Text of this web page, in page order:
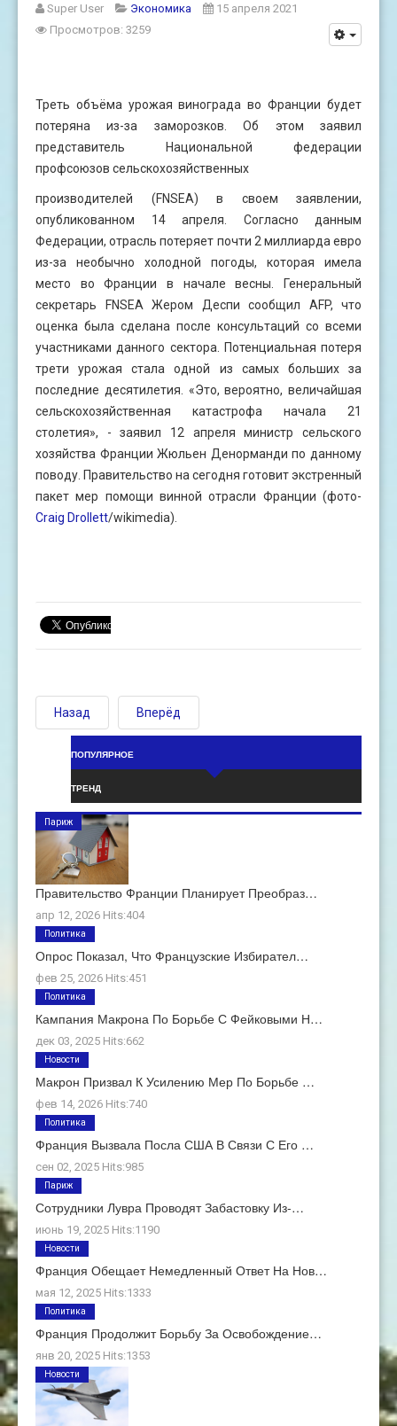
Super User Экономика
15 апреля 2021
Просмотров: 3259
Треть объёма урожая винограда во Франции будет
потеряна из-за заморозков. Об этом заявил
представитель Национальной федерации
профсоюзов сельскохозяйственных
производителей (FNSEA) в своем заявлении,
опубликованном 14 апреля. Согласно данным
Федерации, отрасль потеряет почти 2 миллиарда евро
из-за необычно холодной погоды, которая имела
место во Франции в начале весны. Генеральный
секретарь FNSEA Жером Деспи сообщил AFP, что
оценка была сделана после консультаций со всеми
участниками данного сектора. Потенциальная потеря
трети урожая стала одной из самых больших за
последние десятилетия. «Это, вероятно, величайшая
сельскохозяйственная катастрофа начала 21
столетия», - заявил 12 апреля министр сельского
хозяйства Франции Жюльен Денорманди по данному
поводу. Правительство на сегодня готовит экстренный
пакет мер помощи винной отрасли Франции (фото-
Craig Drollett/wikimedia).
Назад Вперёд
ПОПУЛЯРНОЕ
ТРЕНД
Правительство Франции Планирует Преобраз…
апр 12, 2026 Hits:404
Париж
Опрос Показал, Что Французские Избирател…
фев 25, 2026 Hits:451
Политика
Кампания Макрона По Борьбе С Фейковыми Н…
дек 03, 2025 Hits:662
Политика
Макрон Призвал К Усилению Мер По Борьбе …
фев 14, 2026 Hits:740
Новости
Франция Вызвала Посла США В Связи С Его …
сен 02, 2025 Hits:985
Политика
Сотрудники Лувра Проводят Забастовку Из-…
июнь 19, 2025 Hits:1190
Париж
Франция Обещает Немедленный Ответ На Нов…
мая 12, 2025 Hits:1333
Новости
Франция Продолжит Борьбу За Освобождение…
янв 20, 2025 Hits:1353
Политика
Новости